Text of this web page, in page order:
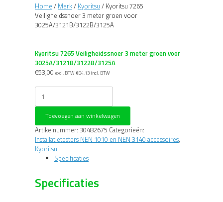
Home / Merk/ Kyoritsu / Kyoritsu 7265
Veiligheidssnoer 3 meter groen voor
3025A/3121B/3122B/3125A
Kyoritsu 7265 Veiligheidssnoer 3 meter groen voor
3025A/3121B/3122B/3125A
€53,00 excl. BTW €64,13 incl. BTW
Kyoritsu
7265
Veiligheidssnoer
meter
groen
voor
3025A/3121B/3122B/3125A
Toevoegen aan winkelwagen
Artikelnummer: 30482675 Categorieën:
Installatietesters NEN 1010 en NEN 3140 accessoires,
Kyoritsu
Specificaties
Specificaties